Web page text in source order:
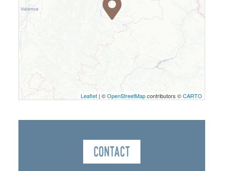
Leaflet | ©OpenStreetMapcontributors ©CARTO
Contact